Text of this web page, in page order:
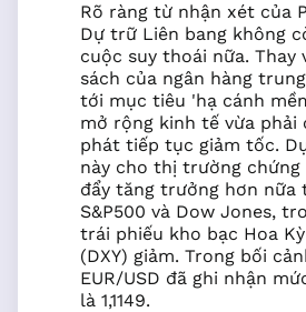
Rõ ràng từ nhận xét của
Dự trữ Liên bang không
cuộc suy thoái nữa. Thay
sách của ngân hàng
tới mục tiêu 'hạ cánh
mở rộng kinh tế vừa phải
phát tiếp tục giảm tốc.
này cho thị trường
đẩy tăng trưởng hơn nữa
S&P500 và Dow Jones,
trái phiếu kho bạc Hoa
(DXY) giảm. Trong bối
EUR/USD đã ghi nhận
là 1,1149.